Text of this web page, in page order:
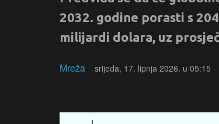
2032. godine porasti s
milijardi dolara, uz
Mreža srijeda, 17. lipnja 2026. u 05:15